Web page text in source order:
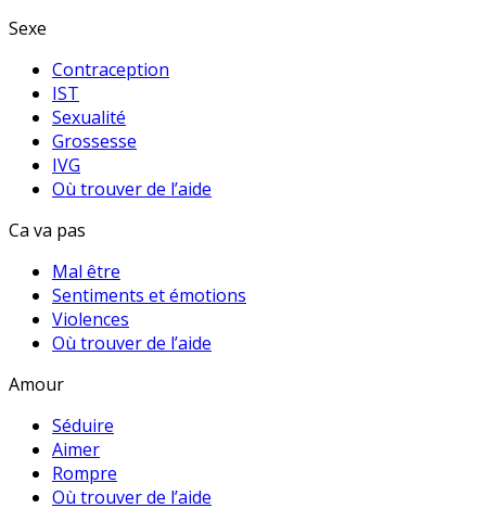
Sexe
Contraception
IST
Sexualité
Grossesse
IVG
Où trouver de l’aide
Ca va pas
Mal être
Sentiments et émotions
Violences
Où trouver de l’aide
Amour
Séduire
Aimer
Rompre
Où trouver de l’aide